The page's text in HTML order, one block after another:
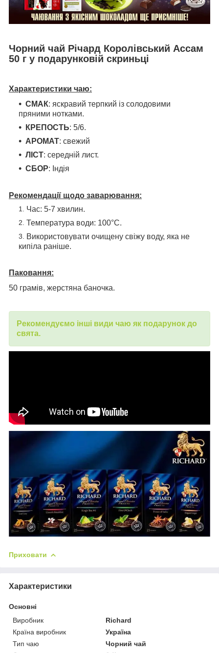
Чорний чай Річард Королівський Ассам
50 г у подарунковій скриньці
Характеристики чаю:
СМАК: яскравий терпкий із солодовими
пряними нотками.
КРЕПОСТЬ: 5/6.
АРОМАТ: свежий
ЛІСТ: середній лист.
СБОР: Індія
Рекомендації щодо заварювання:
Час: 5-7 хвилин.
Температура води: 100°С.
Використовувати очищену свіжу воду, яка не
кипіла раніше.
Паковання:
50 грамів, жерстяна баночка.
Рекомендуємо інші види чаю як подарунок до
свята.
Приховати
Характеристики
Основні
Виробник
Richard
Країна виробник
Україна
Тип чаю
Чорний чай